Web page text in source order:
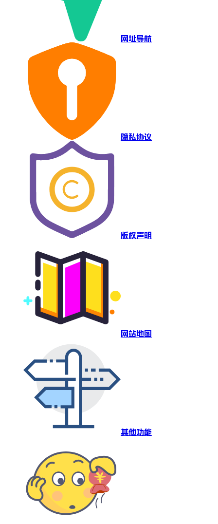
网址导航
隐私协议
版权声明
网站地图
其他功能